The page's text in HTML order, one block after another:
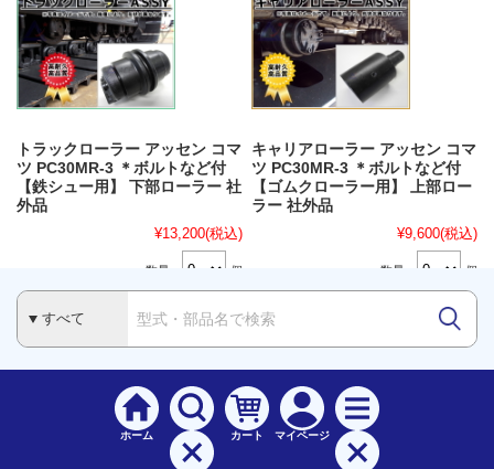
トラックローラー アッセン コマ
ツ PC30MR-3 ＊ボルトなど付
【鉄シュー用】 下部ローラー 社
外品
¥13,200(税込)
数量： 個
キャリアローラー アッセン コマ
ツ PC30MR-3 ＊ボルトなど付
【ゴムクローラー用】 上部ロー
ラー 社外品
¥9,600(税込)
数量： 個
ホーム カート マイページ